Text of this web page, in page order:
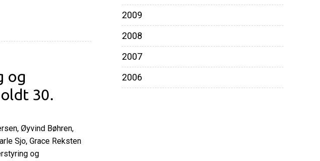
og
30.
Øyvind Bøhren,
Sjo, Grace Reksten
og
2009
2008
2007
2006